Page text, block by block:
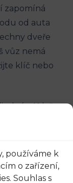
používáme k
o zařízení,
Souhlas s
zapomíná
od auta
dveře‌
vůz nemá
klíč nebo​
– Když⁢
dejte
pokud
například
které